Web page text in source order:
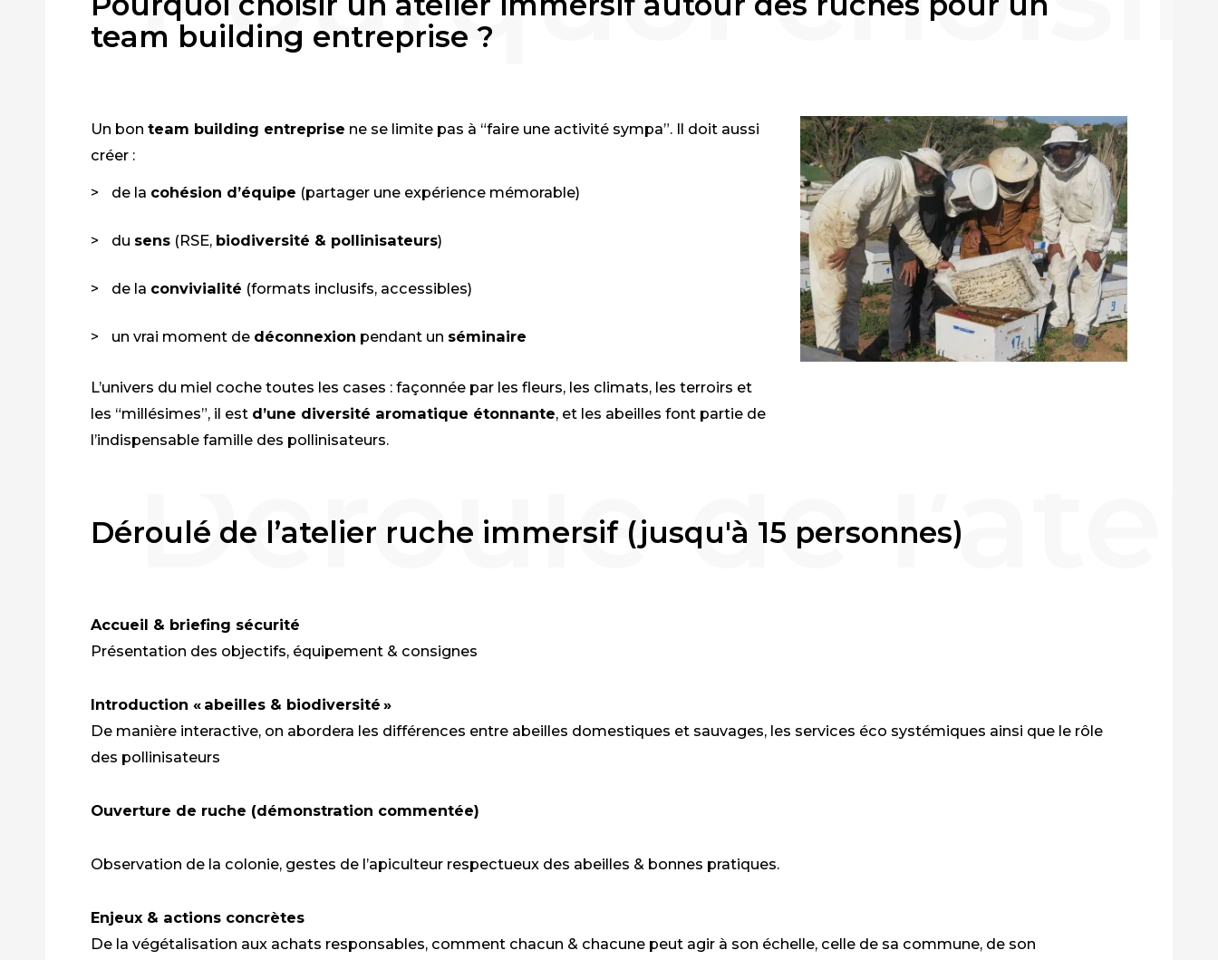
team building entreprise ?
Un bon team building entreprise ne se limite pas à “faire une activité sympa”. Il doit aussi
créer :
de la cohésion d’équipe (partager une expérience mémorable)
du sens (RSE, biodiversité & pollinisateurs)
de la convivialité (formats inclusifs, accessibles)
un vrai moment de déconnexion pendant un séminaire
L’univers du miel coche toutes les cases : façonnée par les fleurs, les climats, les terroirs et
les “millésimes”, il est d’une diversité aromatique étonnante, et les abeilles font partie de
l’indispensable famille des pollinisateurs.
Déroulé de l’atelier ruche immersif (jusqu'à 15 personnes)
Accueil & briefing sécurité
Présentation des objectifs, équipement & consignes
Introduction « abeilles & biodiversité »
De manière interactive, on abordera les différences entre abeilles domestiques et sauvages, les services éco systémiques ainsi que le rôle
des pollinisateurs
Ouverture de ruche (démonstration commentée)
Observation de la colonie, gestes de l’apiculteur respectueux des abeilles & bonnes pratiques.
Enjeux & actions concrètes
De la végétalisation aux achats responsables, comment chacun & chacune peut agir à son échelle, celle de sa commune, de son